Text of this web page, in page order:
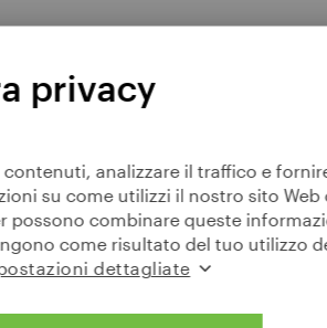
CENTRALE
privacy
analizzare il traffico e
su come utilizzi il nostro sito Web
possono combinare queste
come risultato del tuo utilizzo
dettagliate